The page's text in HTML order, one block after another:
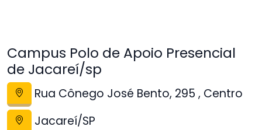
Campus Polo de Apoio Presencial
de Jacareí/sp
Rua Cônego José Bento, 295 , Centro
Jacareí/SP